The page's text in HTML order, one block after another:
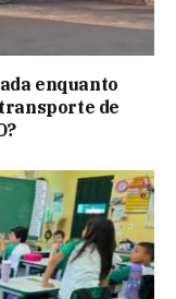
enquanto
de